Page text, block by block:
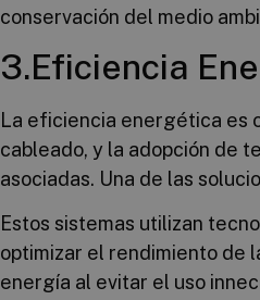
conservación del medio
3.Eficiencia
La eficiencia energética es
cableado, y la adopción de
asociadas. Una de las
Estos sistemas utilizan
optimizar el rendimiento de
energía al evitar el uso